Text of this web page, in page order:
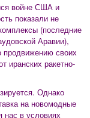
войне США и
показали не
(последние
Аравии),
продвижению своих
иранских ракетно-
Однако
на новомодные
нас в условиях